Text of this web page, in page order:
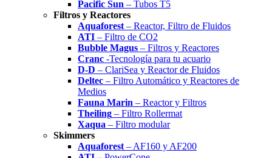
Pacific Sun – Tubos T5
Filtros y Reactores
Aquaforest – Reactor, Filtro de Fluidos
ATI – Filtro de CO2
Bubble Magus – Filtros y Reactores
Cranc -Tecnología para tu acuario
D-D – ClariSea y Reactor de Fluidos
Deltec – Filtro Automático y Reactores de
Medios
Fauna Marin – Reactor y Filtros
Theiling – Filtro Rollermat
Xaqua – Filtro modular
Skimmers
Aquaforest – AF160 y AF200